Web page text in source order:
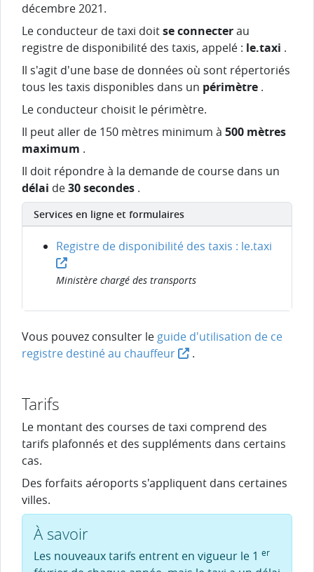
décembre 2021.
Le conducteur de taxi doitse connecterau
registre de disponibilité des taxis, appelé : le.taxi .
Il s'agit d'une base de données où sont répertoriés
tous les taxis disponibles dans un périmètre .
Le conducteur choisit le périmètre.
Il peut aller de 150 mètres minimum à 500 mètres
maximum .
Il doit répondre à la demande de course dans un
délai de30 secondes .
Services en ligne et formulaires
Registre de disponibilité des taxis : le.taxi
Ministère chargé des transports
Vous pouvez consulter le guide d'utilisation de ce
registre destiné au chauffeur
.
Tarifs
Le montant des courses de taxi comprend des
tarifs plafonnés et des suppléments dans certains
cas.
Des forfaits aéroports s'appliquent dans certaines
villes.
À savoir
Les nouveaux tarifs entrent en vigueur le 1 er